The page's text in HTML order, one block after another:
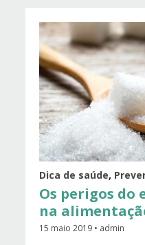
Dica de saúde,
Os perigos do
na
15 maio 2019 • admin